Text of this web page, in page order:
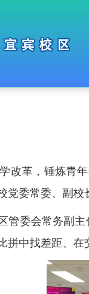
改革，锤炼青
党委常委、副
管委会常务副
拼中找差距、在